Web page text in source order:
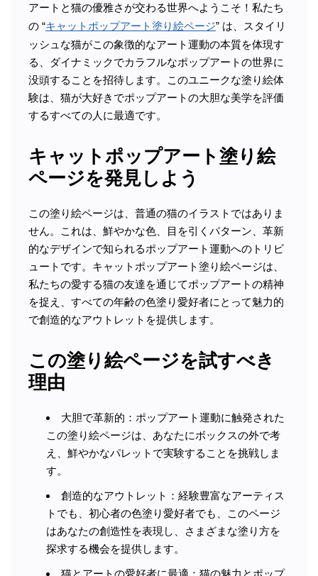
アートと猫の優雅さが交わる世界へようこそ！私たち
の “キャットポップアート塗り絵ページ” は、スタイリ
ッシュな猫がこの象徴的なアート運動の本質を体現す
る、ダイナミックでカラフルなポップアートの世界に
没頭することを招待します。このユニークな塗り絵体
験は、猫が大好きでポップアートの大胆な美学を評価
するすべての人に最適です。
キャットポップアート塗り絵
ページを発見しよう
この塗り絵ページは、普通の猫のイラストではありま
せん。これは、鮮やかな色、目を引くパターン、革新
的なデザインで知られるポップアート運動へのトリビ
ュートです。キャットポップアート塗り絵ページは、
私たちの愛する猫の友達を通じてポップアートの精神
を捉え、すべての年齢の色塗り愛好者にとって魅力的
で創造的なアウトレットを提供します。
この塗り絵ページを試すべき
理由
大胆で革新的：ポップアート運動に触発された
この塗り絵ページは、あなたにボックスの外で考
え、鮮やかなパレットで実験することを挑戦しま
す。
創造的なアウトレット：経験豊富なアーティス
トでも、初心者の色塗り愛好者でも、このページ
はあなたの創造性を表現し、さまざまな塗り方を
探求する機会を提供します。
猫とアートの愛好者に最適：猫の魅力とポップ